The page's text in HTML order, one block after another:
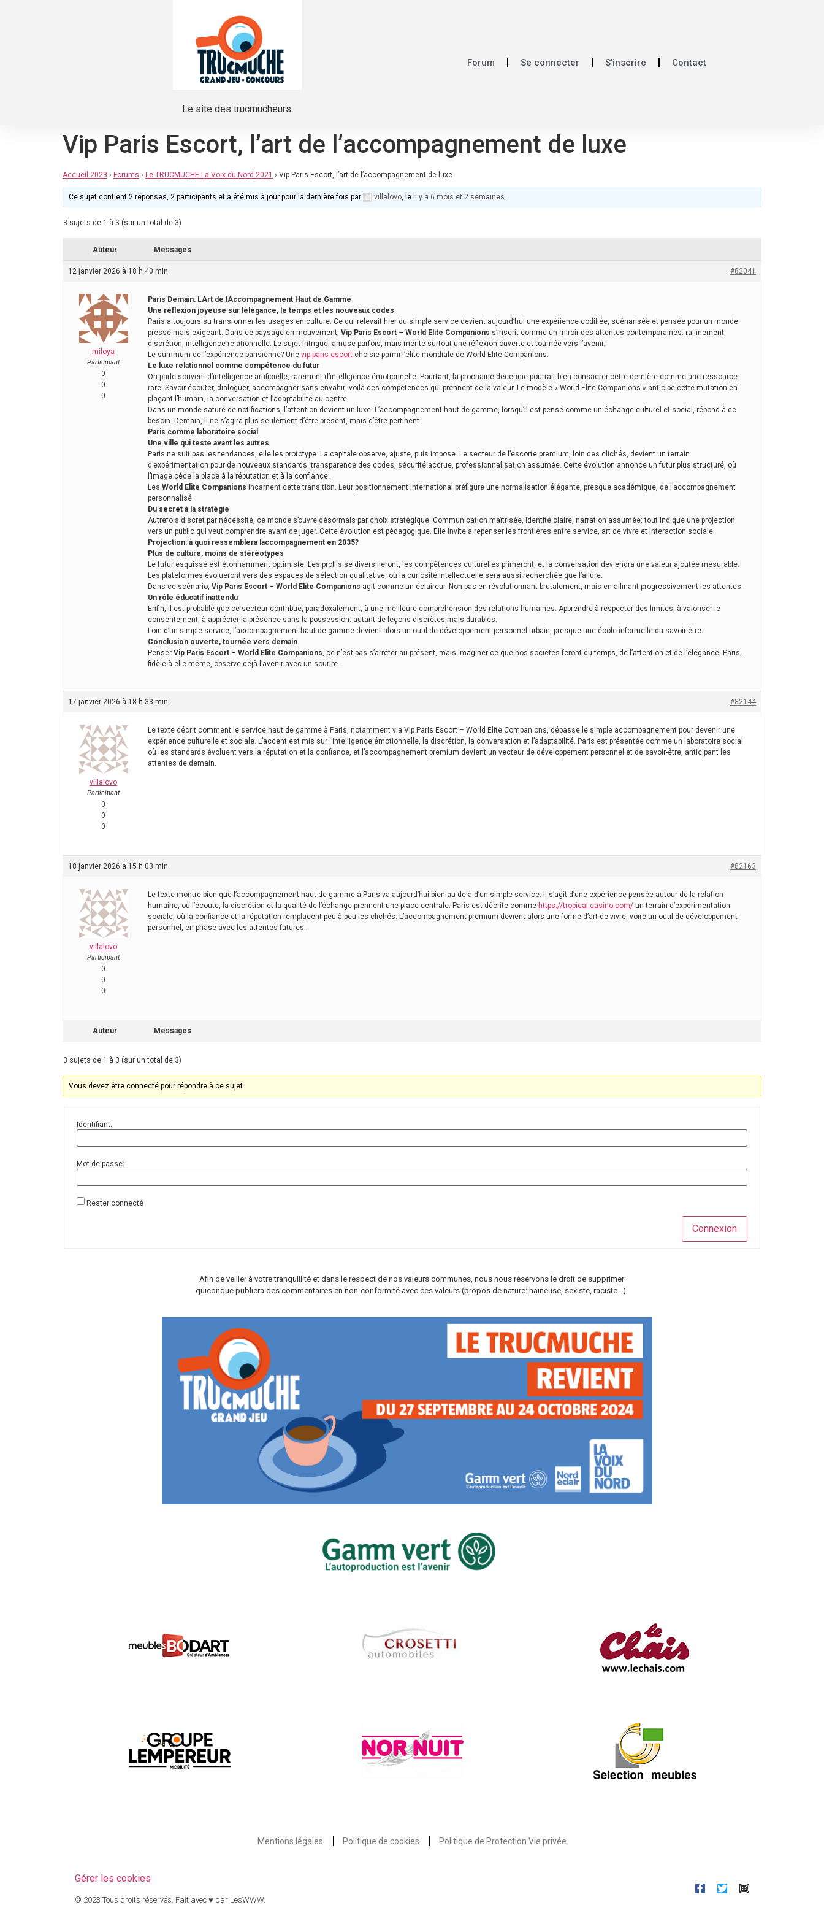
Le site des trucmucheurs.
Forum Se connecter S’inscrire Contact
Vip Paris Escort, l’art de l’accompagnement de luxe
Accueil 2023 › Forums › Le TRUCMUCHE La Voix du Nord 2021 › Vip Paris Escort, l’art de l’accompagnement de luxe
Ce sujet contient 2 réponses, 2 participants et a été mis à jour pour la dernière fois par villalovo, le il y a 6 mois et 2 semaines.
3 sujets de 1 à 3 (sur un total de 3)
Auteur Messages
12 janvier 2026 à 18 h 40 min #82041
miloya
Participant
0
0
0
Paris Demain: LArt de lAccompagnement Haut de Gamme
Une réflexion joyeuse sur lélégance, le temps et les nouveaux codes
Paris a toujours su transformer les usages en culture. Ce qui relevait hier du simple service devient aujourd’hui une expérience codifiée, scénarisée et pensée pour un monde
pressé mais exigeant. Dans ce paysage en mouvement, Vip Paris Escort – World Elite Companions s’inscrit comme un miroir des attentes contemporaines: raffinement,
discrétion, intelligence relationnelle. Le sujet intrigue, amuse parfois, mais mérite surtout une réflexion ouverte et tournée vers l’avenir.
Le summum de l’expérience parisienne? Une vip paris escort choisie parmi l’élite mondiale de World Elite Companions.
Le luxe relationnel comme compétence du futur
On parle souvent d’intelligence artificielle, rarement d’intelligence émotionnelle. Pourtant, la prochaine décennie pourrait bien consacrer cette dernière comme une ressource
rare. Savoir écouter, dialoguer, accompagner sans envahir: voilà des compétences qui prennent de la valeur. Le modèle « World Elite Companions » anticipe cette mutation en
plaçant l’humain, la conversation et l’adaptabilité au centre.
Dans un monde saturé de notifications, l’attention devient un luxe. L’accompagnement haut de gamme, lorsqu’il est pensé comme un échange culturel et social, répond à ce
besoin. Demain, il ne s’agira plus seulement d’être présent, mais d’être pertinent.
Paris comme laboratoire social
Une ville qui teste avant les autres
Paris ne suit pas les tendances, elle les prototype. La capitale observe, ajuste, puis impose. Le secteur de l’escorte premium, loin des clichés, devient un terrain
d’expérimentation pour de nouveaux standards: transparence des codes, sécurité accrue, professionnalisation assumée. Cette évolution annonce un futur plus structuré, où
l’image cède la place à la réputation et à la confiance.
Les World Elite Companions incarnent cette transition. Leur positionnement international préfigure une normalisation élégante, presque académique, de l’accompagnement
personnalisé.
Du secret à la stratégie
Autrefois discret par nécessité, ce monde s’ouvre désormais par choix stratégique. Communication maîtrisée, identité claire, narration assumée: tout indique une projection
vers un public qui veut comprendre avant de juger. Cette évolution est pédagogique. Elle invite à repenser les frontières entre service, art de vivre et interaction sociale.
Projection: à quoi ressemblera laccompagnement en 2035?
Plus de culture, moins de stéréotypes
Le futur esquissé est étonnamment optimiste. Les profils se diversifieront, les compétences culturelles primeront, et la conversation deviendra une valeur ajoutée mesurable.
Les plateformes évolueront vers des espaces de sélection qualitative, où la curiosité intellectuelle sera aussi recherchée que l’allure.
Dans ce scénario, Vip Paris Escort – World Elite Companions agit comme un éclaireur. Non pas en révolutionnant brutalement, mais en affinant progressivement les attentes.
Un rôle éducatif inattendu
Enfin, il est probable que ce secteur contribue, paradoxalement, à une meilleure compréhension des relations humaines. Apprendre à respecter des limites, à valoriser le
consentement, à apprécier la présence sans la possession: autant de leçons discrètes mais durables.
Loin d’un simple service, l’accompagnement haut de gamme devient alors un outil de développement personnel urbain, presque une école informelle du savoir-être.
Conclusion ouverte, tournée vers demain
Penser Vip Paris Escort – World Elite Companions, ce n’est pas s’arrêter au présent, mais imaginer ce que nos sociétés feront du temps, de l’attention et de l’élégance. Paris,
fidèle à elle-même, observe déjà l’avenir avec un sourire.
17 janvier 2026 à 18 h 33 min #82144
villalovo
Participant
0
0
0
Le texte décrit comment le service haut de gamme à Paris, notamment via Vip Paris Escort – World Elite Companions, dépasse le simple accompagnement pour devenir une
expérience culturelle et sociale. L’accent est mis sur l’intelligence émotionnelle, la discrétion, la conversation et l’adaptabilité. Paris est présentée comme un laboratoire social
où les standards évoluent vers la réputation et la confiance, et l’accompagnement premium devient un vecteur de développement personnel et de savoir-être, anticipant les
attentes de demain.
18 janvier 2026 à 15 h 03 min #82163
villalovo
Participant
0
0
0
Le texte montre bien que l’accompagnement haut de gamme à Paris va aujourd’hui bien au-delà d’un simple service. Il s’agit d’une expérience pensée autour de la relation
humaine, où l’écoute, la discrétion et la qualité de l’échange prennent une place centrale. Paris est décrite comme https://tropical-casino.com/ un terrain d’expérimentation
sociale, où la confiance et la réputation remplacent peu à peu les clichés. L’accompagnement premium devient alors une forme d’art de vivre, voire un outil de développement
personnel, en phase avec les attentes futures.
Auteur Messages
3 sujets de 1 à 3 (sur un total de 3)
Vous devez être connecté pour répondre à ce sujet.
Identifiant:
Mot de passe:
Rester connecté
Connexion
Afin de veiller à votre tranquillité et dans le respect de nos valeurs communes, nous nous réservons le droit de supprimer
quiconque publiera des commentaires en non-conformité avec ces valeurs (propos de nature: haineuse, sexiste, raciste…).
Mentions légales Politique de cookies Politique de Protection Vie privée
Gérer les cookies
© 2023 Tous droits réservés. Fait avec ♥ par LesWWW.